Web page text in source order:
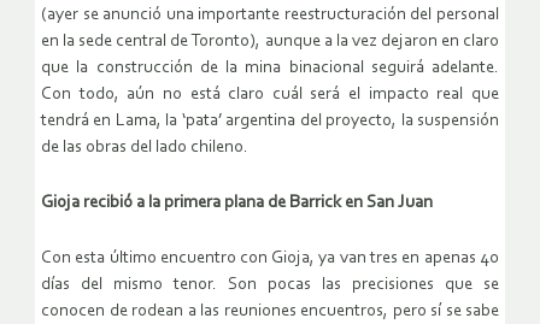
(ayer se anunció una importante reestructuración del personal
en la sede central de Toronto), aunque a la vez dejaron en claro
que la construcción de la mina binacional seguirá adelante.
Con todo, aún no está claro cuál será el impacto real que
tendrá en Lama, la ‘pata’ argentina del proyecto, la suspensión
de las obras del lado chileno.
Gioja recibió a la primera plana de Barrick en San Juan
Con esta último encuentro con Gioja, ya van tres en apenas 40
días del mismo tenor. Son pocas las precisiones que se
conocen de rodean a las reuniones encuentros, pero sí se sabe